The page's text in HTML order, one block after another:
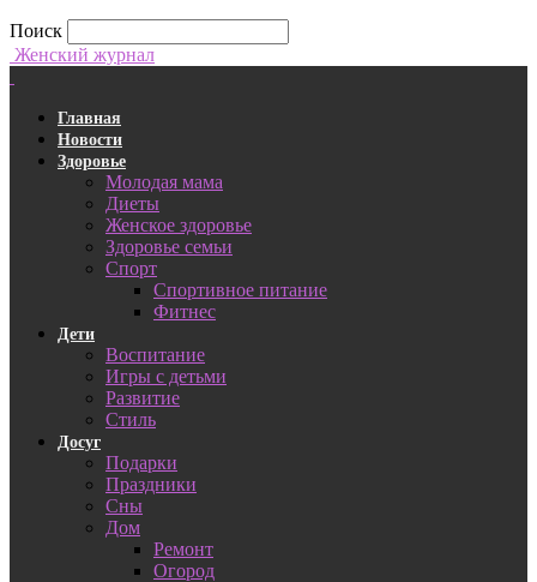
Поиск
Женский журнал
Главная
Новости
Здоровье
Молодая мама
Диеты
Женское здоровье
Здоровье семьи
Спорт
Спортивное питание
Фитнес
Дети
Воспитание
Игры с детьми
Развитие
Стиль
Досуг
Подарки
Праздники
Сны
Дом
Ремонт
Огород